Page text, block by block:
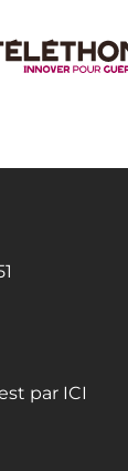
par ICI